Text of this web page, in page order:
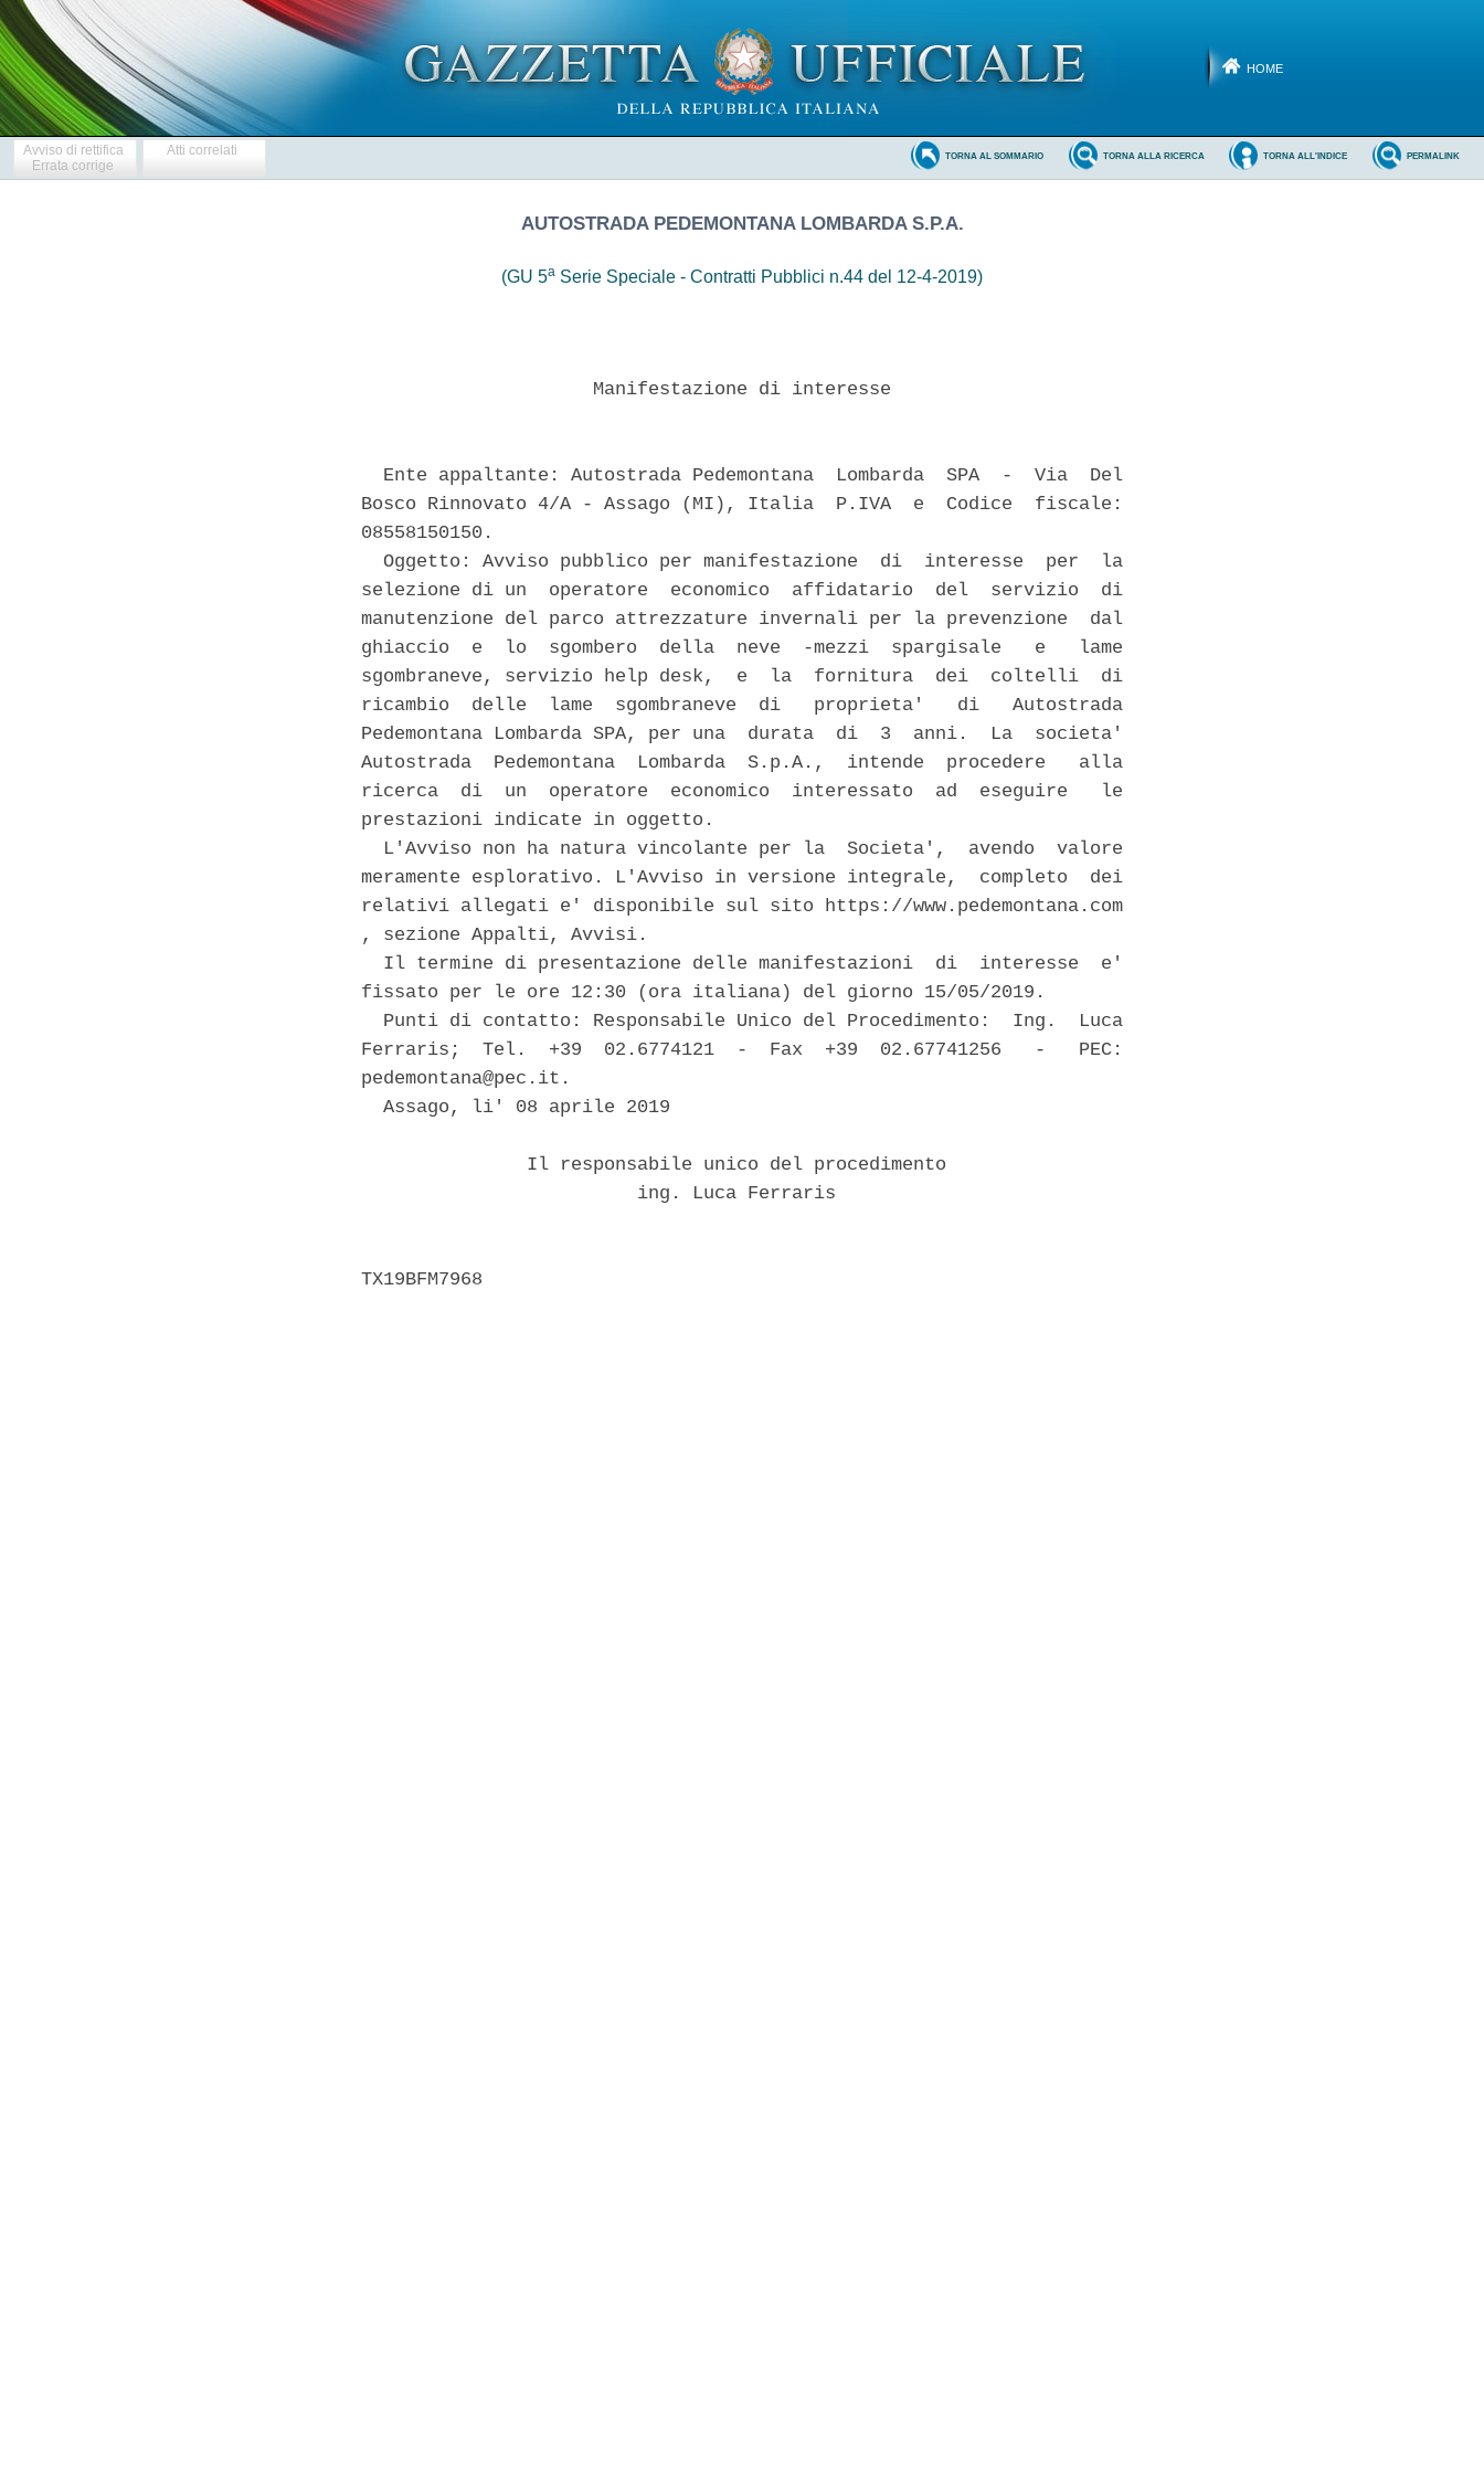
HOME
Avviso di rettifica
Errata corrige
Atti correlati PERMALINK
TORNA ALL'INDICE
TORNA ALLA RICERCA
TORNA AL SOMMARIO
AUTOSTRADA PEDEMONTANA LOMBARDA S.P.A.
(GU 5a Serie Speciale - Contratti Pubblici n.44 del 12-4-2019)
                     Manifestazione di interesse
  Ente appaltante: Autostrada Pedemontana  Lombarda  SPA  -  Via  Del
Bosco Rinnovato 4/A - Assago (MI), Italia  P.IVA  e  Codice  fiscale:
08558150150.
  Oggetto: Avviso pubblico per manifestazione  di  interesse  per  la
selezione di un  operatore  economico  affidatario  del  servizio  di
manutenzione del parco attrezzature invernali per la prevenzione  dal
ghiaccio  e  lo  sgombero  della  neve  -mezzi  spargisale   e   lame
sgombraneve, servizio help desk,  e  la  fornitura  dei  coltelli  di
ricambio  delle  lame  sgombraneve  di   proprieta'   di   Autostrada
Pedemontana Lombarda SPA, per una  durata  di  3  anni.  La  societa'
Autostrada  Pedemontana  Lombarda  S.p.A.,  intende  procedere   alla
ricerca  di  un  operatore  economico  interessato  ad  eseguire   le
prestazioni indicate in oggetto.
  L'Avviso non ha natura vincolante per la  Societa',  avendo  valore
meramente esplorativo. L'Avviso in versione integrale,  completo  dei
relativi allegati e' disponibile sul sito https://www.pedemontana.com
, sezione Appalti, Avvisi.
  Il termine di presentazione delle manifestazioni  di  interesse  e'
fissato per le ore 12:30 (ora italiana) del giorno 15/05/2019.
  Punti di contatto: Responsabile Unico del Procedimento:  Ing.  Luca
Ferraris;  Tel.  +39  02.6774121  -  Fax  +39  02.67741256   -   PEC:
pedemontana@pec.it.
  Assago, li' 08 aprile 2019
               Il responsabile unico del procedimento
                         ing. Luca Ferraris